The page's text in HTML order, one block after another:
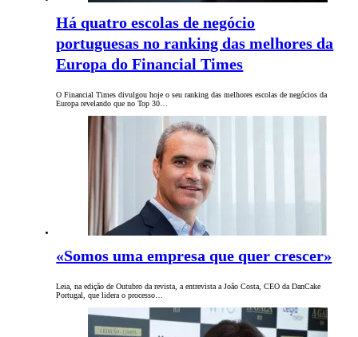
Há quatro escolas de negócio
portuguesas no ranking das melhores da
Europa do Financial Times
O Financial Times divulgou hoje o seu ranking das melhores escolas de negócios da
Europa revelando que no Top 30…
«Somos uma empresa que quer crescer»
Leia, na edição de Outubro da revista, a entrevista a João Costa, CEO da DanCake
Portugal, que lidera o processo…